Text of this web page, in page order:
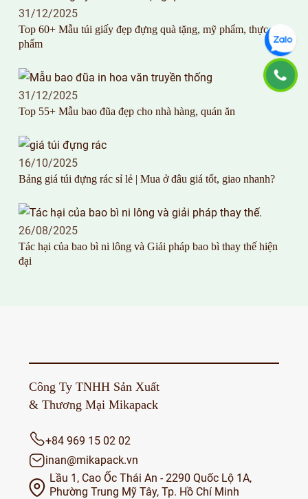
31/12/2025
Top 60+ Mẫu túi giấy đẹp đựng quà tặng, mỹ phẩm, thực
phẩm
31/12/2025
Top 55+ Mẫu bao đũa đẹp cho nhà hàng, quán ăn
16/10/2025
Bảng giá túi đựng rác sỉ lẻ | Mua ở đâu giá tốt, giao nhanh?
26/08/2025
Tác hại của bao bì ni lông và Giải pháp bao bì thay thế hiện
đại
Công Ty TNHH Sản Xuất
& Thương Mại Mikapack
+84 969 15 02 02
inan@mikapack.vn
Lầu 1, Cao Ốc Thái An - 2290 Quốc Lộ 1A,
Phường Trung Mỹ Tây, Tp. Hồ Chí Minh